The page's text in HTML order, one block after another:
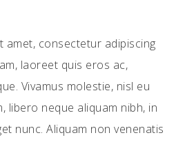
amet, consectetur adipiscing
laoreet quis eros ac,
Vivamus molestie, nisl eu
libero neque aliquam nibh, in
nunc. Aliquam non venenatis